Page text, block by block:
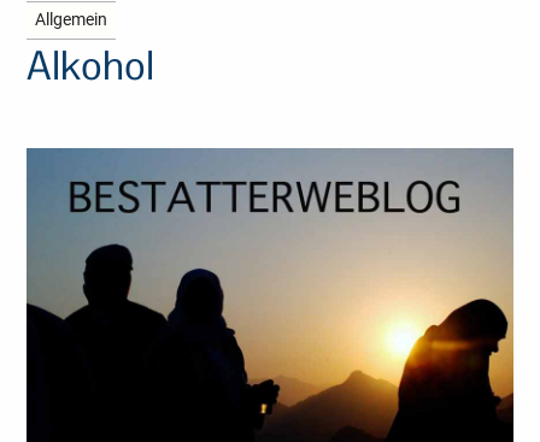
Allgemein
Alkohol